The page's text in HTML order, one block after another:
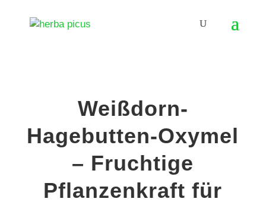
Weißdorn-
Hagebutten-Oxymel
– Fruchtige
Pflanzenkraft für